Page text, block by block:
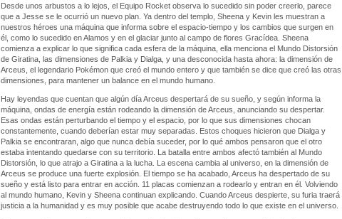
Desde unos arbustos a lo lejos, el Equipo Rocket observa lo sucedido sin poder creerlo, parece
que a Jesse se le ocurrió un nuevo plan. Ya dentro del templo, Sheena y Kevin les muestran a
nuestros héroes una máquina que informa sobre el espacio-tiempo y los cambios que surgen en
él, como lo sucedido en Alamos y en el glaciar junto al campo de flores Gracídea. Sheena
comienza a explicar lo que significa cada esfera de la máquina, ella menciona el Mundo Distorsión
de Giratina, las dimensiones de Palkia y Dialga, y una desconocida hasta ahora: la dimensión de
Arceus, el legendario Pokémon que creó el mundo entero y que también se dice que creó las otras
dimensiones, para mantener un balance en el mundo humano.
Hay leyendas que cuentan que algún día Arceus despertará de su sueño, y según informa la
máquina, ondas de energía están rodeando la dimensión de Arceus, anunciando su despertar.
Esas ondas están perturbando el tiempo y el espacio, por lo que sus dimensiones chocan
constantemente, cuando deberían estar muy separadas. Estos choques hicieron que Dialga y
Palkia se encontraran, algo que nunca debía suceder, por lo qué ambos pensaron que el otro
estaba intentando quedarse con su territorio. La batalla entre ambos afectó también al Mundo
Distorsión, lo que atrajo a Giratina a la lucha. La escena cambia al universo, en la dimensión de
Arceus se produce una fuerte explosión. El tiempo se ha acabado, Arceus ha despertado de su
sueño y está listo para entrar en acción. 11 placas comienzan a rodearlo y entran en él. Volviendo
al mundo humano, Kevin y Sheena continuan explicando. Cuando Arceus despierte, su furia traerá
justicia a la humanidad y es muy posible que acabe destruyendo todo lo que existe en el universo.